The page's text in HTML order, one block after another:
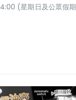
(星期日及公眾假